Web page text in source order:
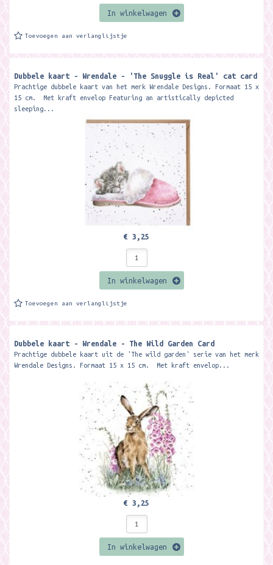
In winkelwagen
Toevoegen aan verlanglijstje
Dubbele kaart - Wrendale - 'The Snuggle is Real' cat card
Prachtige dubbele kaart van het merk Wrendale Designs. Formaat 15 x
15 cm. Met kraft envelop Featuring an artistically depicted
sleeping...
€ 3,25
In winkelwagen
Toevoegen aan verlanglijstje
Dubbele kaart - Wrendale - The Wild Garden Card
Prachtige dubbele kaart uit de 'The wild garden' serie van het merk
Wrendale Designs. Formaat 15 x 15 cm. Met kraft envelop...
€ 3,25
In winkelwagen